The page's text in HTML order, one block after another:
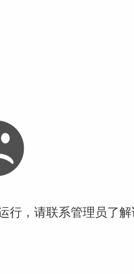
行，请联系管理员了